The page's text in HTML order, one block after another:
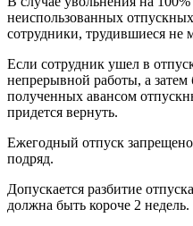
неиспользованных
сотрудники, трудившиеся не
Если сотрудник ушел в
непрерывной работы, а затем
полученных авансом
придется вернуть.
Ежегодный отпуск запрещено
подряд.
Допускается разбитие
должна быть короче 2 недель.